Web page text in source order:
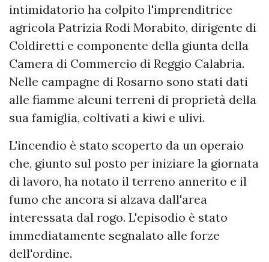
intimidatorio ha colpito l'imprenditrice
agricola Patrizia Rodi Morabito, dirigente di
Coldiretti e componente della giunta della
Camera di Commercio di Reggio Calabria.
Nelle campagne di Rosarno sono stati dati
alle fiamme alcuni terreni di proprietà della
sua famiglia, coltivati a kiwi e ulivi.
L'incendio è stato scoperto da un operaio
che, giunto sul posto per iniziare la giornata
di lavoro, ha notato il terreno annerito e il
fumo che ancora si alzava dall'area
interessata dal rogo. L'episodio è stato
immediatamente segnalato alle forze
dell'ordine.